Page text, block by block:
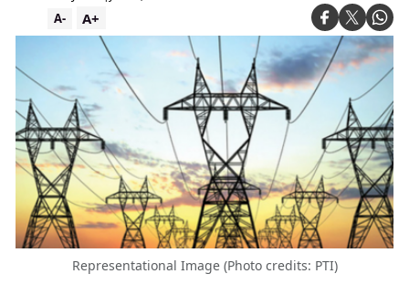
A+
A-
Representational Image (Photo credits: PTI)